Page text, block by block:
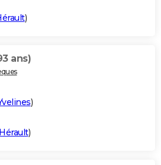
)
ans)
)
)